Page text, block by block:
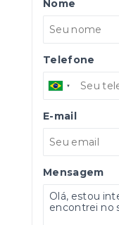
Nome
Telefone
E-mail
Mensagem